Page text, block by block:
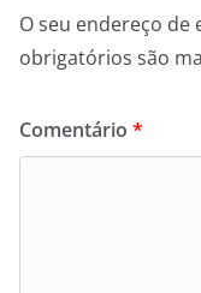
O seu endereço de
obrigatórios são
Comentário *